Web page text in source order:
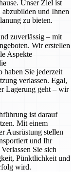
Unser Ziel ist
und Ihnen
zu bieten.
zuverlässig – mit
Wir erstellen
Aspekte
haben Sie jederzeit
verlassen. Egal,
Lagerung geht – wir
ist darauf
Mit einem
Ausrüstung stellen
und Ihr
Sie sich
Pünktlichkeit und
wird.